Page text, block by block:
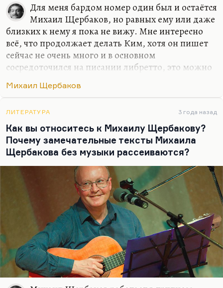
Для меня бардом номер один был и остаётся
Михаил Щербаков, но равных ему или даже
близких к нему я пока не вижу. Мне интересно
всё, что продолжает делать Ким, хотя он пишет
сейчас не очень много и в основном
сосредоточился на писании либретто, это можно
долгое время ни одного автора, у которого был
можно не во всякое время.
Понимаете, очень много людей говорят:«А что
вас не устраивает в текущем моменте?»Ну, очень
трудно предъявить вам какие-то чудовищные или
недостаточно чудовищные, но печальные итоги.
Начинаешь говорить о каких-то символических
вещах — и тут же тебя упрекают в том, что ты из…
Михаил Щербаков
ЛИТЕРАТУРА 3 года назад
Как вы относитесь к Михаилу Щербакову?
Почему замечательные тексты Михаила
Щербакова без музыки рассеиваются?